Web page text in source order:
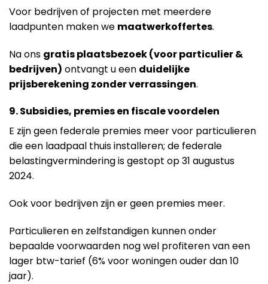
Voor bedrijven of projecten met meerdere
laadpunten maken we maatwerkoffertes.
Na ons gratis plaatsbezoek (voor particulier &
bedrijven) ontvangt u een duidelijke
prijsberekening zonder verrassingen.
9. Subsidies, premies en fiscale voordelen
E zijn geen federale premies meer voor particulieren
die een laadpaal thuis installeren; de federale
belastingvermindering is gestopt op 31 augustus
2024.
Ook voor bedrijven zijn er geen premies meer.
Particulieren en zelfstandigen kunnen onder
bepaalde voorwaarden nog wel profiteren van een
lager btw-tarief (6% voor woningen ouder dan 10
jaar).